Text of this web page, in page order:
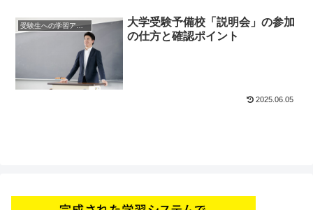
受験生への学習アドバイス
大学受験予備校「説明会」の参加
の仕方と確認ポイント
2025.06.05